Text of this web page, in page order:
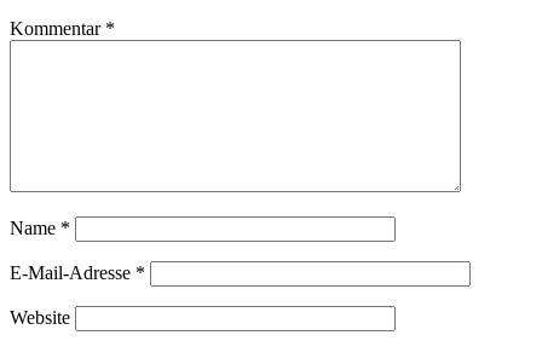
Kommentar *
Name *
E-Mail-Adresse *
Website